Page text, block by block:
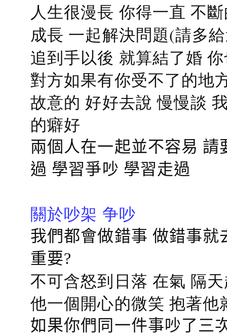
人生很漫長 你得一直 不
成長 一起解決問題(請多
追到手以後 就算結了婚
對方如果有你受不了的地
故意的 好好去說 慢慢談
的癖好
兩個人在一起並不容易
過 學習爭吵 學習走過
關於吵架 争吵
我們都會做錯事 做錯事
重要?
不可含怒到日落 在氣 隔
他一個開心的微笑 抱著他
如果你們同一件事吵了三